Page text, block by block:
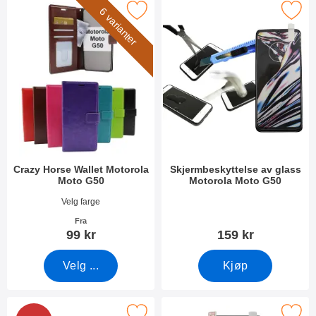
6 varianter
Crazy Horse Wallet Motorola
Moto G50
Varenummer 40568
Velg farge
Fra
99 kr
Velg ...
crazy Horse Wallet Motorola Moto G50 som favoritt
Skjermbeskyttelse av glass
Motorola Moto G50
159 kr
Kjøp
Merk skjermbeskyttelse av glass